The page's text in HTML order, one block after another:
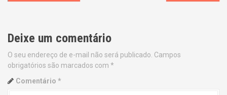
o
t
n
a
Deixe um comentário
O seu endereço de e-mail não será publicado. Campos
obrigatórios são marcados com *
Comentário *